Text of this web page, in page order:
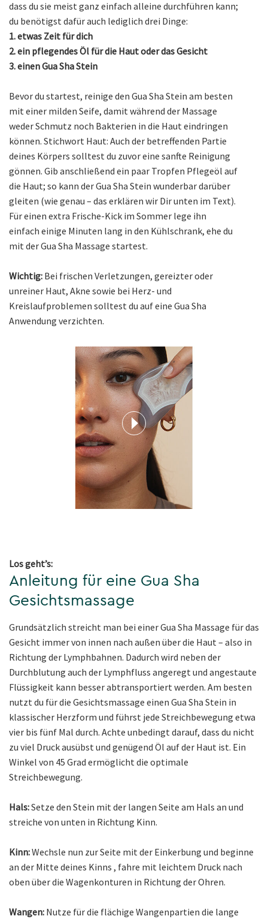
dass du sie meist ganz einfach alleine durchführen kann;
du benötigst dafür auch lediglich drei Dinge:
1. etwas Zeit für dich
2. ein pflegendes Öl für die Haut oder das Gesicht
3. einen Gua Sha Stein
Bevor du startest, reinige den Gua Sha Stein am besten
mit einer milden Seife, damit während der Massage
weder Schmutz noch Bakterien in die Haut eindringen
können. Stichwort Haut: Auch der betreffenden Partie
deines Körpers solltest du zuvor eine sanfte Reinigung
gönnen. Gib anschließend ein paar Tropfen Pflegeöl auf
die Haut; so kann der Gua Sha Stein wunderbar darüber
gleiten (wie genau – das erklären wir Dir unten im Text).
Für einen extra Frische-Kick im Sommer lege ihn
einfach einige Minuten lang in den Kühlschrank, ehe du
mit der Gua Sha Massage startest.
Wichtig: Bei frischen Verletzungen, gereizter oder
unreiner Haut, Akne sowie bei Herz- und
Kreislaufproblemen solltest du auf eine Gua Sha
Anwendung verzichten.
Los geht’s:
Anleitung für eine Gua Sha
Gesichtsmassage
Grundsätzlich streicht man bei einer Gua Sha Massage für das
Gesicht immer von innen nach außen über die Haut – also in
Richtung der Lymphbahnen. Dadurch wird neben der
Durchblutung auch der Lymphfluss angeregt und angestaute
Flüssigkeit kann besser abtransportiert werden. Am besten
nutzt du für die Gesichtsmassage einen Gua Sha Stein in
klassischer Herzform und führst jede Streichbewegung etwa
vier bis fünf Mal durch. Achte unbedingt darauf, dass du nicht
zu viel Druck ausübst und genügend Öl auf der Haut ist. Ein
Winkel von 45 Grad ermöglicht die optimale
Streichbewegung.
Hals:Setze den Stein mit der langen Seite am Hals an und
streiche von unten in Richtung Kinn.
Kinn:Wechsle nun zur Seite mit der Einkerbung und beginne
an der Mitte deines Kinns , fahre mit leichtem Druck nach
oben über die Wagenkonturen in Richtung der Ohren.
Wangen: Nutze für die flächige Wangenpartien die lange